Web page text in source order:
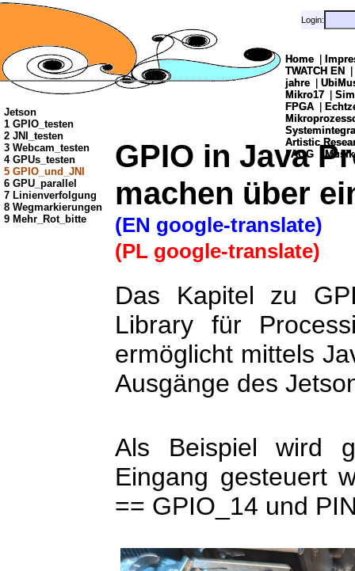
Home
TWATCH EN
jahre
Mikro17
FPGA
Artistic
|AOG |Musik
Login:
Jetson
1 GPIO_testen
2 JNI_testen
3 Webcam_testen
4 GPUs_testen
5 GPIO_und_JNI
6 GPU_parallel
7 Linienverfolgung
8 Wegmarkierungen
9 Mehr_Rot_bitte
Home
TWATCH EN
jahre
Mikro17
FPGA
Artistic
|AOG |Musik
Login:
GPIO in Java
machen über
(EN google-translate)
(PL google-translate)
Das Kapitel zu
Library für
ermöglicht mittels
Ausgänge des
Als Beispiel wird
Eingang gesteuert
== GPIO_14 und